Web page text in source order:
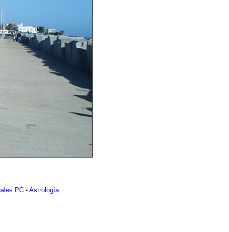
PC- Astrología